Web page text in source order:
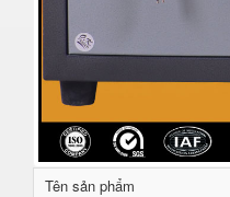
Tên sản phẩm